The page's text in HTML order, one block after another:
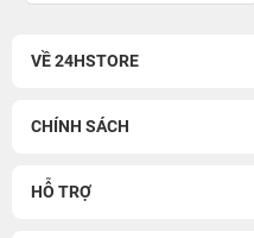
VỀ 24HSTORE
CHÍNH SÁCH
HỖ TRỢ